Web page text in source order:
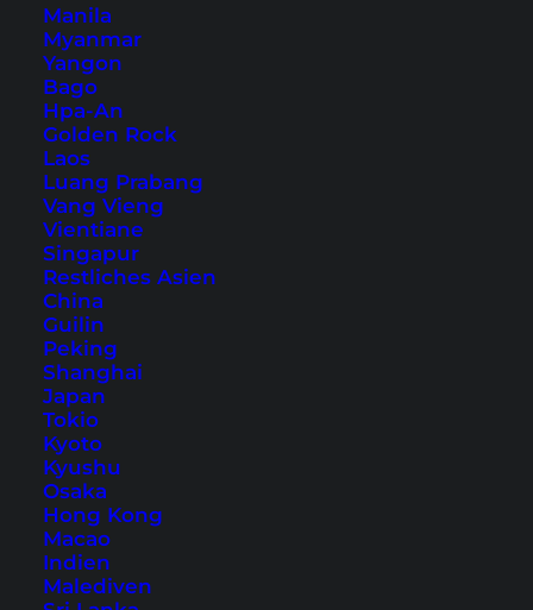
Manila
Myanmar
Yangon
Bago
Hpa-An
Golden Rock
Laos
Luang Prabang
Vang Vieng
Vientiane
Singapur
Restliches Asien
China
Guilin
Peking
Shanghai
Japan
Tokio
Kyoto
Kyushu
Osaka
Hong Kong
Macao
Indien
Malediven
Boracay ist eine der beliebtesten Inseln der
Philippinen und hat viel zu bieten. Wir zeigen
dir 20 Boracay Sehenswürdigkeiten.
Magisches Bangkok – Tor
zum Land des Lächelns
(Video Teil 1)